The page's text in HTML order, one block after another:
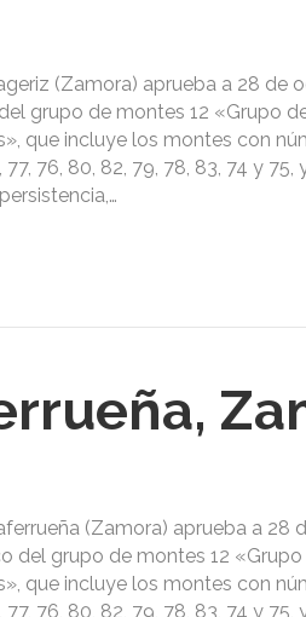
(Zamora) aprueba a 28 de
grupo de montes 12 «Grupo
que incluye los montes con
76, 80, 82, 79, 78, 83, 74 y
(Zamora) aprueba a 28
del grupo de montes 12
que incluye los montes con
76, 80, 82, 79, 78, 83, 74 y